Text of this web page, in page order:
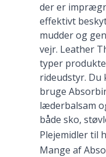
der er
effektivt
mudder og
vejr. Leather
typer
rideudstyr. Du
bruge
læderbalsam
både sko,
Plejemidler til
Mange af